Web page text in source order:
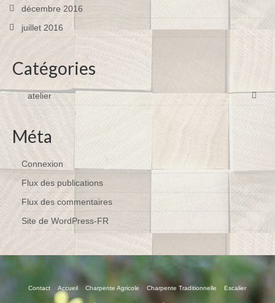
décembre 2016
juillet 2016
Catégories
atelier
Méta
Connexion
Flux des publications
Flux des commentaires
Site de WordPress-FR
Contact Accueil Charpente Agricole Charpente Traditionnelle Escalier